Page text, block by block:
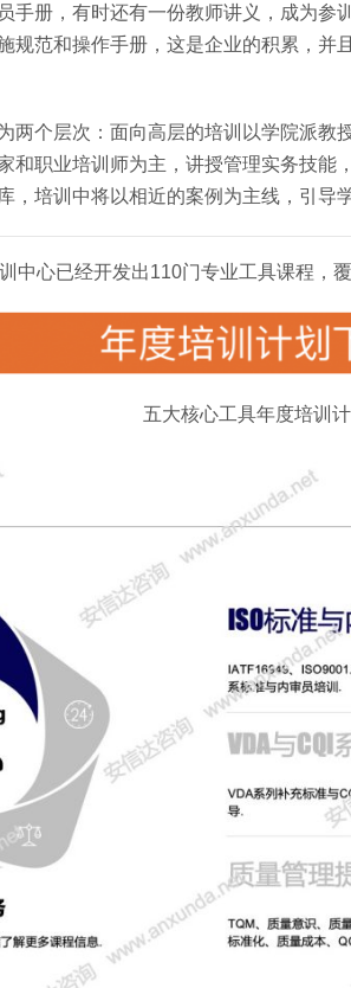
手册，有时还有一份教师讲义，成为
规范和操作手册，这是企业的积累，并
两个层次：面向高层的培训以学院派
和职业培训师为主，讲授管理实务技
，培训中将以相近的案例为主线，引导
中心已经开发出110门专业工具课程，
五大核心工具年度培训